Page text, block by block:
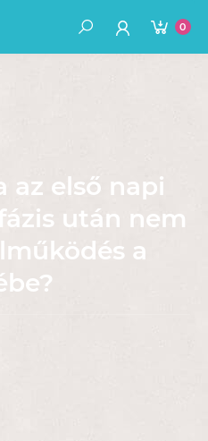
0
az első napi
után nem
a